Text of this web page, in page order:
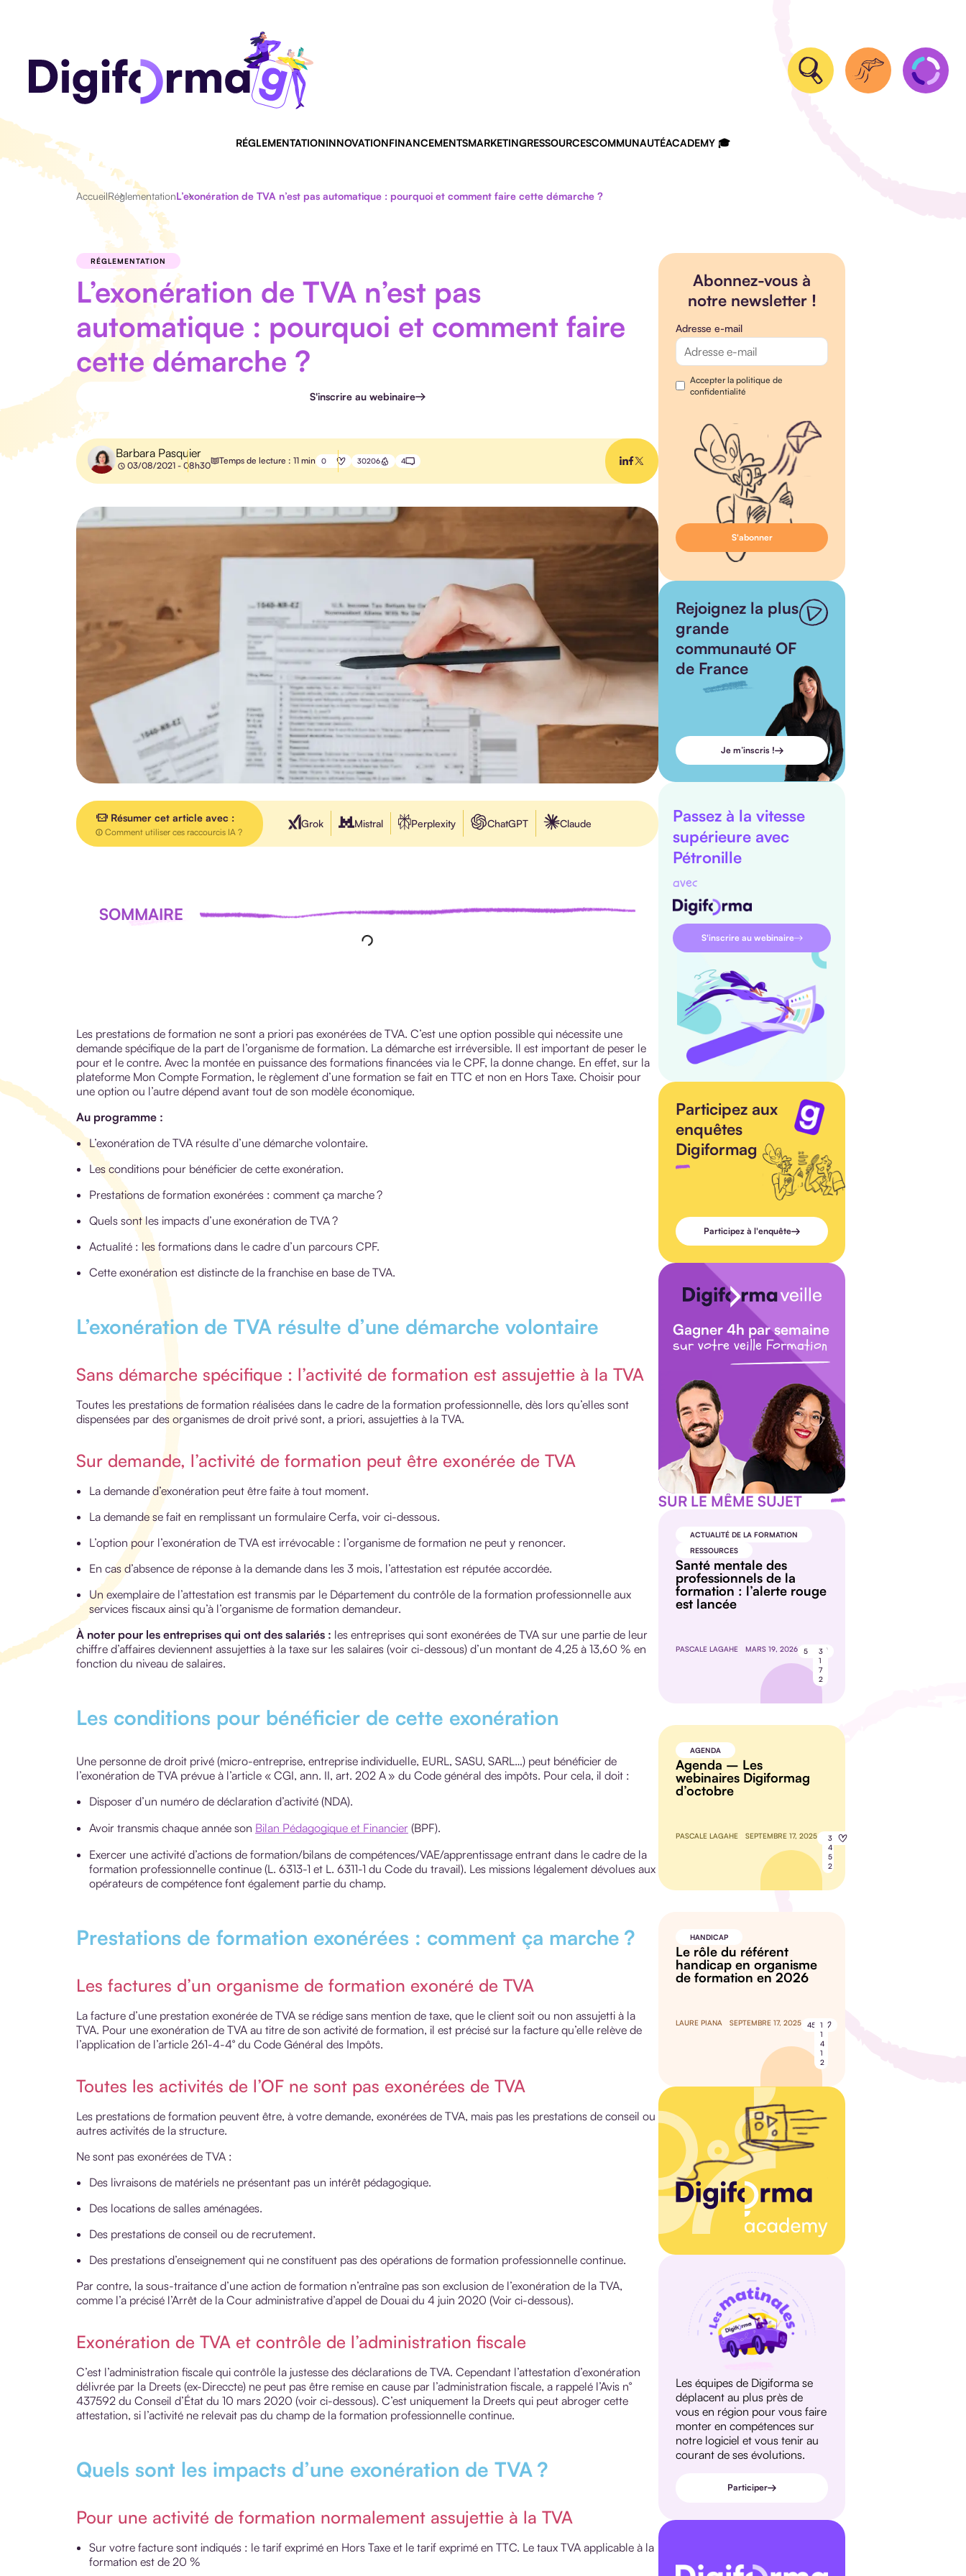
RÉGLEMENTATIONINNOVATIONFINANCEMENTSMARKETINGRESSOURCESCOMMUNAUTÉACADEMY 🎓
AccueilRéglementationL’exonération de TVA n’est pas automatique : pourquoi et comment faire cette démarche ?
RÉGLEMENTATION
L’exonération de TVA n’est pas
automatique : pourquoi et comment faire
cette démarche ?
S'inscrire au webinaire
Barbara Pasquier
03/08/2021 - 08h30 Temps de lecture : 11 min 0 30206 4
Résumer cet article avec :
Comment utiliser ces raccourcis IA ?
Grok Mistral Perplexity ChatGPT Claude
SOMMAIRE
Les prestations de formation ne sont a priori pas exonérées de TVA. C’est une option possible qui nécessite une
demande spécifique de la part de l’organisme de formation. La démarche est irréversible. Il est important de peser le
pour et le contre. Avec la montée en puissance des formations financées via le CPF, la donne change. En effet, sur la
plateforme Mon Compte Formation, le règlement d’une formation se fait en TTC et non en Hors Taxe. Choisir pour
une option ou l’autre dépend avant tout de son modèle économique.
Au programme :
L’exonération de TVA résulte d’une démarche volontaire.
Les conditions pour bénéficier de cette exonération.
Prestations de formation exonérées : comment ça marche ?
Quels sont les impacts d’une exonération de TVA ?
Actualité : les formations dans le cadre d’un parcours CPF.
Cette exonération est distincte de la franchise en base de TVA.
L’exonération de TVA résulte d’une démarche volontaire
Sans démarche spécifique : l’activité de formation est assujettie à la TVA
Toutes les prestations de formation réalisées dans le cadre de la formation professionnelle, dès lors qu’elles sont
dispensées par des organismes de droit privé sont, a priori, assujetties à la TVA.
Sur demande, l’activité de formation peut être exonérée de TVA
La demande d’exonération peut être faite à tout moment.
La demande se fait en remplissant un formulaire Cerfa, voir ci-dessous.
L’option pour l’exonération de TVA est irrévocable : l’organisme de formation ne peut y renoncer.
En cas d’absence de réponse à la demande dans les 3 mois, l’attestation est réputée accordée.
Un exemplaire de l’attestation est transmis par le Département du contrôle de la formation professionnelle aux
services fiscaux ainsi qu’à l’organisme de formation demandeur.
À noter pour les entreprises qui ont des salariés : les entreprises qui sont exonérées de TVA sur une partie de leur
chiffre d’affaires deviennent assujetties à la taxe sur les salaires (voir ci-dessous) d’un montant de 4,25 à 13,60 % en
fonction du niveau de salaires.
Les conditions pour bénéficier de cette exonération
Une personne de droit privé (micro-entreprise, entreprise individuelle, EURL, SASU, SARL…) peut bénéficier de
l’exonération de TVA prévue à l’article « CGI, ann. II, art. 202 A » du Code général des impôts. Pour cela, il doit :
Disposer d’un numéro de déclaration d’activité (NDA).
Avoir transmis chaque année son Bilan Pédagogique et Financier (BPF).
Exercer une activité d’actions de formation/bilans de compétences/VAE/apprentissage entrant dans le cadre de la
formation professionnelle continue (L. 6313-1 et L. 6311-1 du Code du travail). Les missions légalement dévolues aux
opérateurs de compétence font également partie du champ.
Prestations de formation exonérées : comment ça marche ?
Les factures d’un organisme de formation exonéré de TVA
La facture d’une prestation exonérée de TVA se rédige sans mention de taxe, que le client soit ou non assujetti à la
TVA. Pour une exonération de TVA au titre de son activité de formation, il est précisé sur la facture qu’elle relève de
l’application de l’article 261-4-4° du Code Général des Impôts.
Toutes les activités de l’OF ne sont pas exonérées de TVA
Les prestations de formation peuvent être, à votre demande, exonérées de TVA, mais pas les prestations de conseil ou
autres activités de la structure.
Ne sont pas exonérées de TVA :
Des livraisons de matériels ne présentant pas un intérêt pédagogique.
Des locations de salles aménagées.
Des prestations de conseil ou de recrutement.
Des prestations d’enseignement qui ne constituent pas des opérations de formation professionnelle continue.
Par contre, la sous-traitance d’une action de formation n’entraîne pas son exclusion de l’exonération de la TVA,
comme l’a précisé l’Arrêt de la Cour administrative d’appel de Douai du 4 juin 2020 (Voir ci-dessous).
Exonération de TVA et contrôle de l’administration fiscale
C’est l’administration fiscale qui contrôle la justesse des déclarations de TVA. Cependant l’attestation d’exonération
délivrée par la Dreets (ex-Direccte) ne peut pas être remise en cause par l’administration fiscale, a rappelé l’Avis n°
437592 du Conseil d’État du 10 mars 2020 (voir ci-dessous). C’est uniquement la Dreets qui peut abroger cette
attestation, si l’activité ne relevait pas du champ de la formation professionnelle continue.
Quels sont les impacts d’une exonération de TVA ?
Pour une activité de formation normalement assujettie à la TVA
Sur votre facture sont indiqués : le tarif exprimé en Hors Taxe et le tarif exprimé en TTC. Le taux TVA applicable à la
formation est de 20 %
Abonnez-vous à
notre newsletter !
Adresse e-mail
Accepter la politique de
confidentialité
Rejoignez la plus
grande
communauté OF
de France
Je m’inscris !
Passez à la vitesse
supérieure avec
Pétronille
avec
S'inscrire au webinaire
Participez aux
enquêtes
Digiformag
Participez à l'enquête
Gagner 4h par semaine
sur votre veille Formation
SUR LE MÊME SUJET
ACTUALITÉ DE LA FORMATION
RESSOURCES
Santé mentale des
professionnels de la
formation : l’alerte rouge
est lancée
PASCALE LAGAHE MARS 19, 2026 5
3
1
7
2
AGENDA
Agenda – Les
webinaires Digiformag
d’octobre
PASCALE LAGAHE SEPTEMBRE 17, 2025
3
4
5
2
HANDICAP
Le rôle du référent
handicap en organisme
de formation en 2026
LAURE PIANA SEPTEMBRE 17, 2025 45 1
1
4
1
2
Les équipes de Digiforma se
déplacent au plus près de
vous en région pour vous faire
monter en compétences sur
notre logiciel et vous tenir au
courant de ses évolutions.
Participer